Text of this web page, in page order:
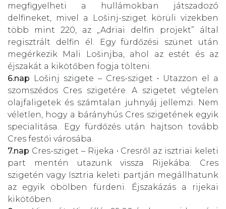
megfigyelheti a hullámokban játszadozó
delfineket, mivel a Lošinj-sziget körüli vizekben
több mint 220, az „Adriai delfin projekt” által
regisztrált delfin él. Egy fürdőzési szünet után
megérkezik Mali Lošinjba, ahol az estét és az
éjszakát a kikötőben fogja tölteni.
6.nap Lošinj szigete – Cres-sziget • Utazzon el a
szomszédos Cres szigetére. A szigetet végtelen
olajfaligetek és számtalan juhnyáj jellemzi. Nem
véletlen, hogy a bárányhús Cres szigetének egyik
specialitása. Egy fürdőzés után hajtson tovább
Cres festői városába.
7.nap Cres-sziget – Rijeka • Cresről az isztriai keleti
part mentén utazunk vissza Rijekába. Cres
szigetén vagy Isztria keleti partján megállhatunk
az egyik öbölben fürdeni. Éjszakázás a rijekai
kikötőben.